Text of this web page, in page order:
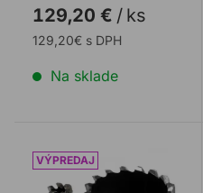
dĺžke 25mm. Prém ...
129,20 € / ks
129,20€ s DPH
Na sklade
Jadrový vrták